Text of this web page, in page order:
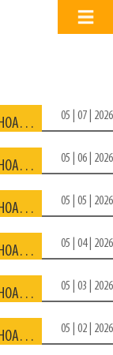
BÁO CÁO TÌNH HÌNH XK NLTS SANG THỊ TRƯỜNG HOA KỲ THÁNG 06/2026 05 | 07 | 2026
BÁO CÁO TÌNH HÌNH XK NLTS SANG THỊ TRƯỜNG HOA KỲ THÁNG 05/2026 05 | 06 | 2026
BÁO CÁO TÌNH HÌNH XK NLTS SANG THỊ TRƯỜNG HOA KỲ THÁNG 04/2026 05 | 05 | 2026
BÁO CÁO TÌNH HÌNH XK NLTS SANG THỊ TRƯỜNG HOA KỲ THÁNG 03/2026 05 | 04 | 2026
BÁO CÁO TÌNH HÌNH XK NLTS SANG THỊ TRƯỜNG HOA KỲ THÁNG 02/2026 05 | 03 | 2026
BÁO CÁO TÌNH HÌNH XK NLTS SANG THỊ TRƯỜNG HOA KỲ THÁNG 01/2026 05 | 02 | 2026